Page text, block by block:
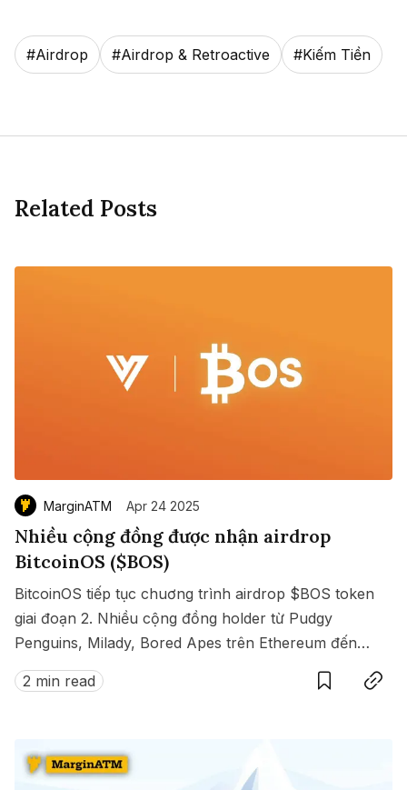
#Airdrop #Airdrop & Retroactive #Kiếm Tiền
Related Posts
MarginATM Apr 24 2025
Nhiều cộng đồng được nhận airdrop
BitcoinOS ($BOS)
BitcoinOS tiếp tục chuơng trình airdrop $BOS token
giai đoạn 2. Nhiều cộng đồng holder từ Pudgy
Penguins, Milady, Bored Apes trên Ethereum đến
Madlads trên Solana, Ordinals trên Bitcoin và nhiều
cộng đồng khác đủ điều kiện nhận airdrop $BOS.
2 min read
SaveCopy link